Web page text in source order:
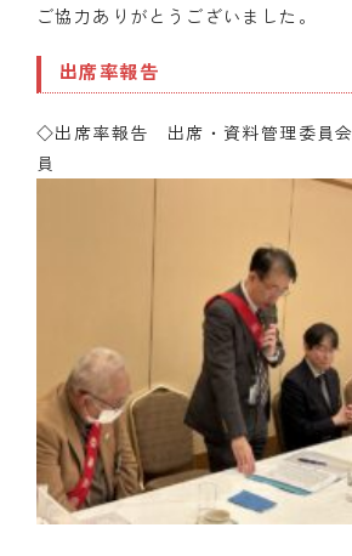
ご協力ありがとうございました。
出席率報告
◇出席率報告 出席・資料管理委
員